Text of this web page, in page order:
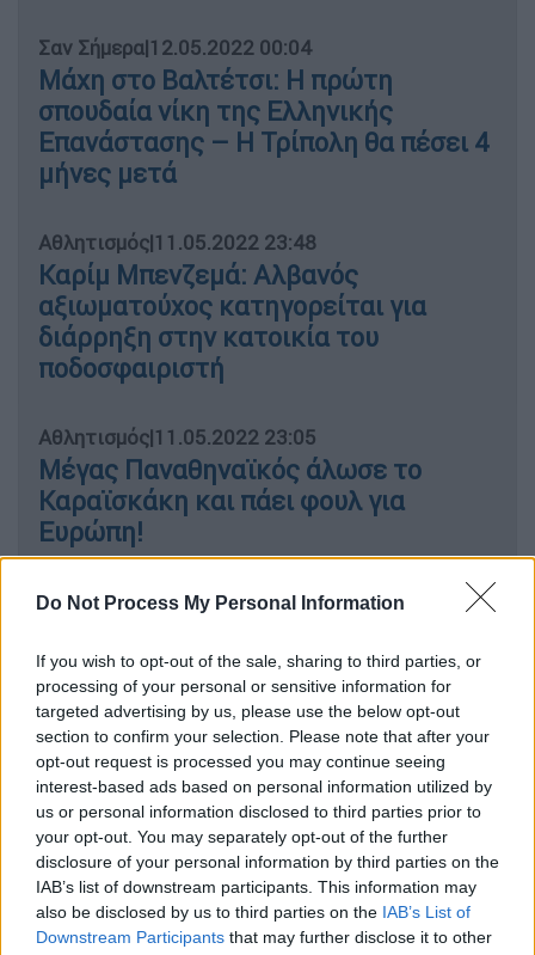
Do Not Process My Personal Information
If you wish to opt-out of the sale, sharing to third parties, or
processing of your personal or sensitive information for
targeted advertising by us, please use the below opt-out
section to confirm your selection. Please note that after your
opt-out request is processed you may continue seeing
interest-based ads based on personal information utilized by
us or personal information disclosed to third parties prior to
your opt-out. You may separately opt-out of the further
disclosure of your personal information by third parties on the
IAB’s list of downstream participants. This information may
also be disclosed by us to third parties on the IAB’s List of
Downstream Participants that may further disclose it to other
Σαν Σήμερα|12.05.2022 00:04
Μάχη στο Βαλτέτσι: Η πρώτη
σπουδαία νίκη της Ελληνικής
Επανάστασης – Η Τρίπολη θα πέσει 4
μήνες μετά
Αθλητισμός|11.05.2022 23:48
Καρίμ Μπενζεμά: Αλβανός
αξιωματούχος κατηγορείται για
διάρρηξη στην κατοικία του
ποδοσφαιριστή
Αθλητισμός|11.05.2022 23:05
Μέγας Παναθηναϊκός άλωσε το
Καραϊσκάκη και πάει φουλ για
Ευρώπη!
Αθλητισμός|11.05.2022 21:40
Γιάννινα και πάει για... τελικό
Ευρώπης με τον Άρη
Aν και μέχρι το 80' έχανε από τη
Γιουβέντους, η Ιντερ πήρε δύο πέναλτι στον
τελικό της Ρώμης, νίκησε 4-2 στην παράταση
και έβαλε στο παλμαρέ της το όγδοο Coppa
Italia. Αποβλήθηκε προς το τέλος ο